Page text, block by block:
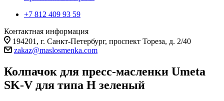
+7 812 409 93 59
Контактная информация
194201, г. Санкт-Петербург, проспект Тореза, д. 2/40
zakaz@maslosmenka.com
Колпачок для пресс-масленки Umeta
SK-V для типа Н зеленый